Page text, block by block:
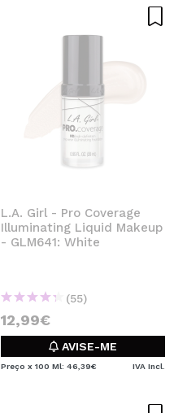
L.A. Girl - Pro Coverage
Illuminating Liquid Makeup
- GLM641: White
(55)
12,99€
AVISE-ME
Preço x 100 Ml: 46,39€ IVA Incl.